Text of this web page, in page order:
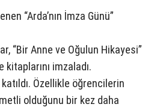
“Arda’nın İmza Günü”
“Bir Anne ve Oğulun Hikayesi”
imzaladı.
Özellikle öğrencilerin
olduğunu bir kez daha